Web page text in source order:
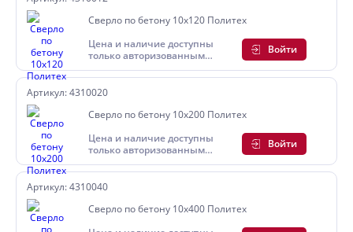
Сверло по бетону 10х120 Политех
Цена и наличие доступны
только авторизованным
пользователям
Войти
Артикул: 4310020
Сверло по бетону 10х200 Политех
Цена и наличие доступны
только авторизованным
пользователям
Войти
Артикул: 4310040
Сверло по бетону 10х400 Политех